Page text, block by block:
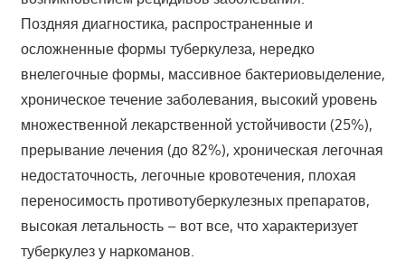
Поздняя диагностика, распространенные и
осложненные формы туберкулеза, нередко
внелегочные формы, массивное бактериовыделение,
хроническое течение заболевания, высокий уровень
множественной лекарственной устойчивости (25%),
прерывание лечения (до 82%), хроническая легочная
недостаточность, легочные кровотечения, плохая
переносимость противотуберкулезных препаратов,
высокая летальность – вот все, что характеризует
туберкулез у наркоманов.